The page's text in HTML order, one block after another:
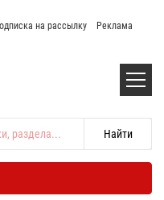
на рассылку
Реклама
раздела...